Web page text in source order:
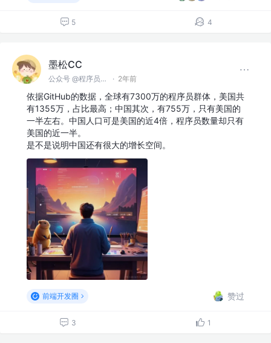
5 4
墨松CC
公众号 @程序员墨松 · 2年前
依据GitHub的数据，全球有7300万的程序员群体，美国共
有1355万，占比最高；中国其次，有755万，只有美国的
一半左右。中国人口可是美国的近4倍，程序员数量却只有
美国的近一半。
是不是说明中国还有很大的增长空间。
前端开发圈 赞过
3 1